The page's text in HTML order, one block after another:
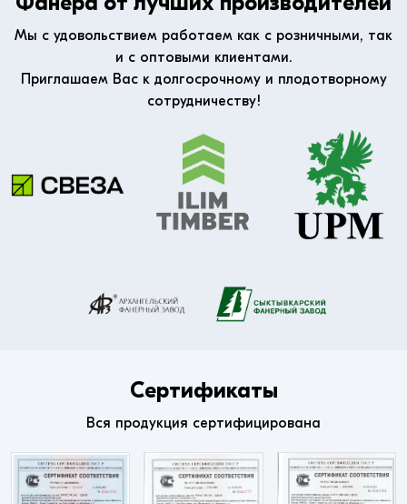
Мы с удовольствием работаем как с розничными, так
и с оптовыми клиентами.
Приглашаем Вас к долгосрочному и плодотворному
сотрудничеству!
Сертификаты
Вся продукция сертифицирована